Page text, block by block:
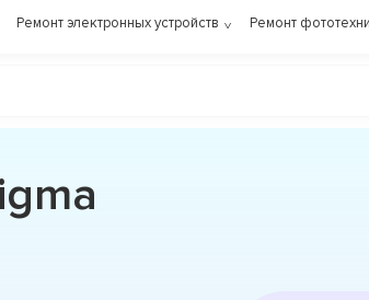
Ремонт электронных устройств Ремонт